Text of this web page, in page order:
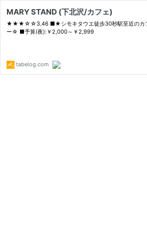
MARY STAND (下北沢/カフェ)
★★★☆☆3.46 ■★シモキタウエ徒歩30秒駅至近のカ
ー☆ ■予算(夜):￥2,000～￥2,999
tabelog.com